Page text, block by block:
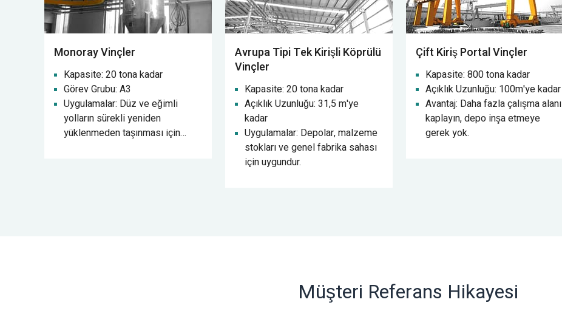
Monoray Vinçler
Kapasite: 20 tona kadar
Görev Grubu: A3
Uygulamalar: Düz ve eğimli
yolların sürekli yeniden
yüklenmeden taşınması için
Avrupa Tipi Tek Kirişli Köprülü
Vinçler
Kapasite: 20 tona kadar
Açıklık Uzunluğu: 31,5 m'ye
kadar
Uygulamalar: Depolar, malzeme
stokları ve genel fabrika sahası
için uygundur.
Çift Kiriş Portal Vinçler
Kapasite: 800 tona kadar
Açıklık Uzunluğu: 100m'ye kadar
Avantaj: Daha fazla çalışma alanı
kaplayın, depo inşa etmeye
gerek yok.
Müşteri Referans Hikayesi